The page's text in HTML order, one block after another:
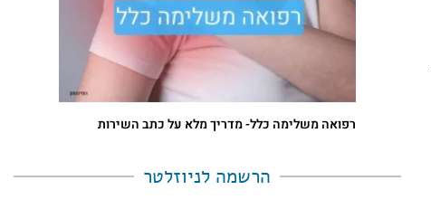
רפואה משלימה כלל- מדריך מלא על כתב השירות
הרשמה לניוזלטר​